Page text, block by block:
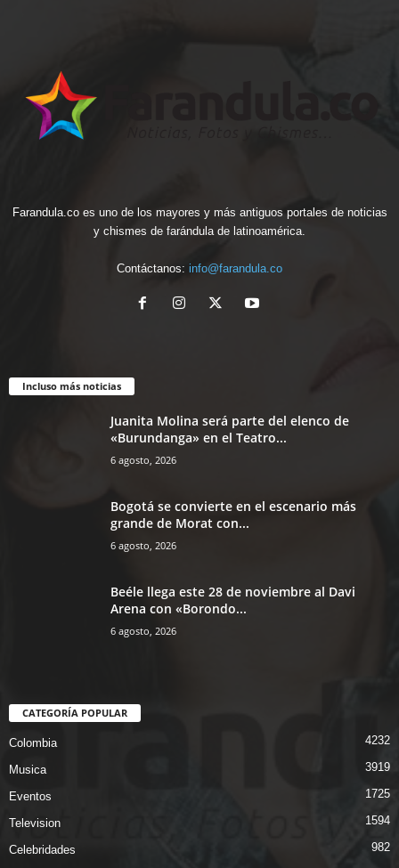
Farandula.co es uno de los mayores y más antiguos portales de noticias
y chismes de farándula de latinoamérica.
Contáctanos: info@farandula.co
Incluso más noticias
Juanita Molina será parte del elenco de
«Burundanga» en el Teatro...
6 agosto, 2026
Bogotá se convierte en el escenario más
grande de Morat con...
6 agosto, 2026
Beéle llega este 28 de noviembre al Davi
Arena con «Borondo...
6 agosto, 2026
CATEGORÍA POPULAR
Colombia 4232
Musica 3919
Eventos 1725
Television 1594
Celebridades
982